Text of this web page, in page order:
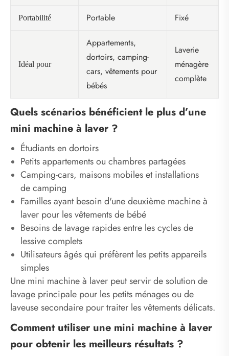
Portabilité Portable Fixé
Idéal pour
Appartements,
dortoirs, camping-
cars, vêtements pour
bébés
Laverie
ménagère
complète
Quels scénarios bénéficient le plus d’une
mini machine à laver ?
Étudiants en dortoirs
Petits appartements ou chambres partagées
Camping-cars, maisons mobiles et installations
de camping
Familles ayant besoin d'une deuxième machine à
laver pour les vêtements de bébé
Besoins de lavage rapides entre les cycles de
lessive complets
Utilisateurs âgés qui préfèrent les petits appareils
simples
Une mini machine à laver peut servir de solution de
lavage principale pour les petits ménages ou de
laveuse secondaire pour traiter les vêtements délicats.
Comment utiliser une mini machine à laver
pour obtenir les meilleurs résultats ?